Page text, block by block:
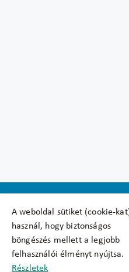
A weboldal sütiket (cookie-
használ, hogy biztonságos
böngészés mellett a legjobb
felhasználói élményt nyújtsa.
Részletek